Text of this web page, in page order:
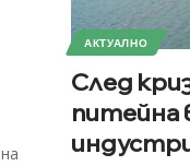
АКТУАЛНО
След
питейна